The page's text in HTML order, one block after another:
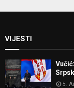
VIJESTI
5.